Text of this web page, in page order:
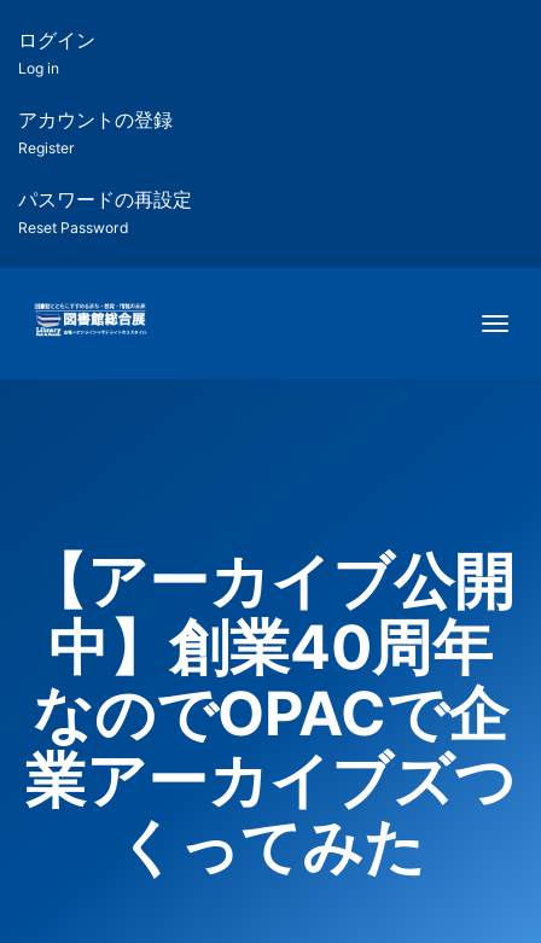
ツ
匿
名
ユ
ー
ー
用
メ
ログイン
Log in
アカウントの登録
Register
パスワードの再設定
Reset Password
【アーカイブ公開
中】創業40周年
なのでOPACで企
業アーカイブズつ
くってみた